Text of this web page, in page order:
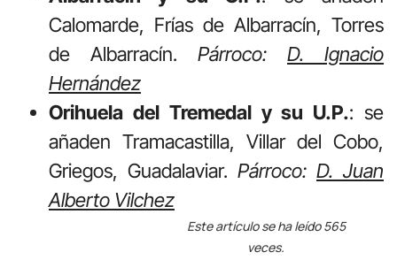
Calomarde, Frías de Albarracín, Torres
de Albarracín. Párroco: D. Ignacio
Hernández
Orihuela del Tremedal y su U.P.: se
añaden Tramacastilla, Villar del Cobo,
Griegos, Guadalaviar. Párroco: D. Juan
Alberto Vilchez
Este artículo se ha leído 565
veces.